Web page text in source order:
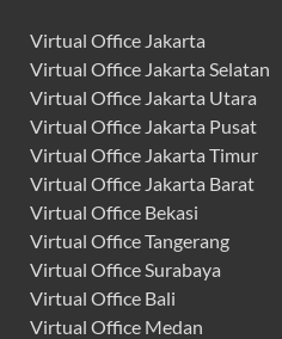
Virtual Office Jakarta
Virtual Office Jakarta Selatan
Virtual Office Jakarta Utara
Virtual Office Jakarta Pusat
Virtual Office Jakarta Timur
Virtual Office Jakarta Barat
Virtual Office Bekasi
Virtual Office Tangerang
Virtual Office Surabaya
Virtual Office Bali
Virtual Office Medan